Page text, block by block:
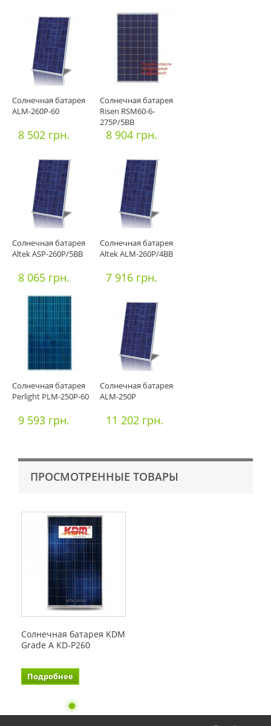
Солнечная батарея
ALM-260P-60
8 502 грн.
Солнечная батарея
Risen RSM60-6-
275P/5ВВ
8 904 грн.
Солнечная батарея
Altek ASP-260P/5BB
8 065 грн.
Солнечная батарея
Altek ALM-260P/4BB
7 916 грн.
Солнечная батарея
Perlight PLM-250P-60
9 593 грн.
Солнечная батарея
ALM-250P
11 202 грн.
ПРОСМОТРЕННЫЕ ТОВАРЫ
Солнечная батарея KDM
Grade A KD-P260
Подробнее